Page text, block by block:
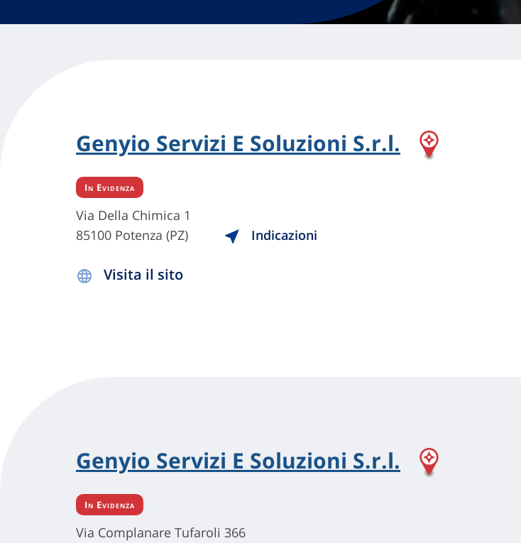
Genyio Servizi E Soluzioni S.r.l.
In Evidenza
Via Della Chimica 1
85100 Potenza (PZ)
Indicazioni
Visita il sito
Genyio Servizi E Soluzioni S.r.l.
In Evidenza
Via Complanare Tufaroli 366